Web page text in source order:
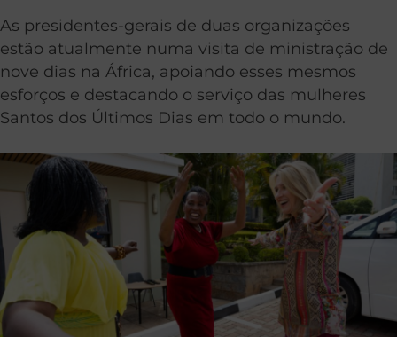
As presidentes-gerais de duas organizações
estão atualmente numa visita de ministração de
nove dias na África, apoiando esses mesmos
esforços e destacando o serviço das mulheres
Santos dos Últimos Dias em todo o mundo.